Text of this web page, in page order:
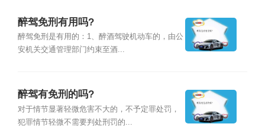
醉驾免刑有用吗?
醉驾免刑是有用的：1、醉酒驾驶机动车的，由公
安机关交通管理部门约束至酒...
醉驾有免刑的吗?
对于情节显著轻微危害不大的，不予定罪处罚，
犯罪情节轻微不需要判处刑罚的...